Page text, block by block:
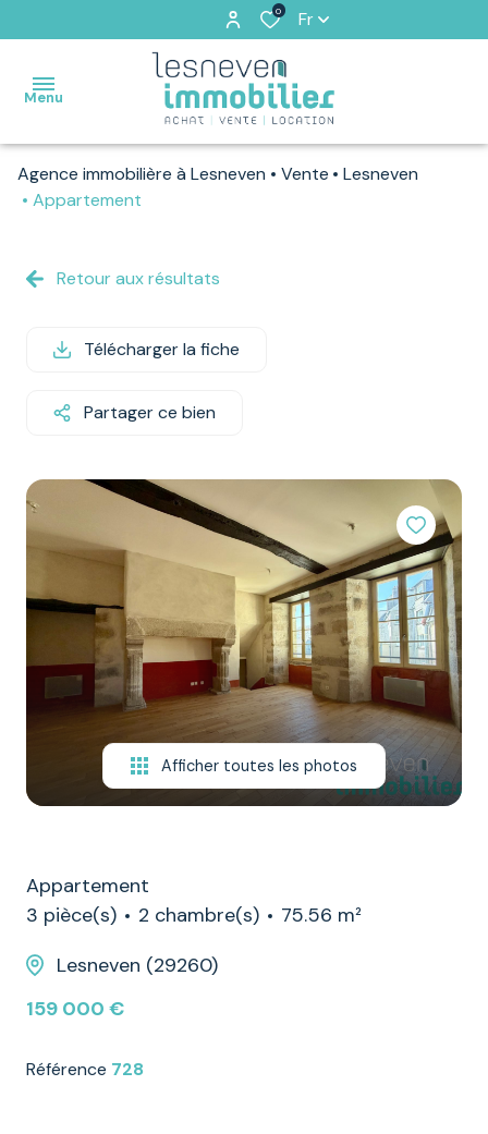
0 Fr
Menu
ACCUEIL
VENDUS
NOS
LOCATIONS
ESTIMATION
NOTRE
ÉQUIPE
CONTACT
Agence immobilière à Lesneven Vente
Lesneven
Appartement
Retour aux résultats
Télécharger la fiche
Partager ce bien
Afficher toutes les photos
Appartement
3 pièce(s)
2 chambre(s)
75.56 m²
Lesneven (29260)
159 000 €
Référence 728